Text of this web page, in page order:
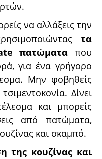
να αλλάξεις την
τα
πατώματα που
για ένα γρήγορο
Μην φοβηθείς
Δίνει
και μπορείς
από πατώματα,
και σκαμπό.
της κουζίνας και